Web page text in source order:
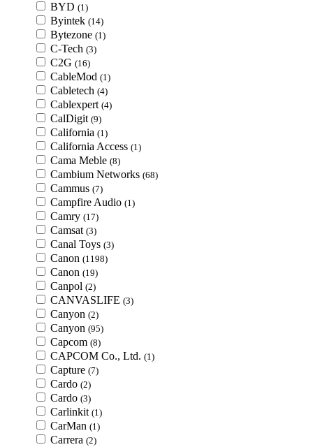
BYD (1)
Byintek (14)
Bytezone (1)
C-Tech (3)
C2G (16)
CableMod (1)
Cabletech (4)
Cablexpert (4)
CalDigit (9)
California (1)
California Access (1)
Cama Meble (8)
Cambium Networks (68)
Cammus (7)
Campfire Audio (1)
Camry (17)
Camsat (3)
Canal Toys (3)
Canon (1198)
Canon (19)
Canpol (2)
CANVASLIFE (3)
Canyon (2)
Canyon (95)
Capcom (8)
CAPCOM Co., Ltd. (1)
Capture (7)
Cardo (2)
Cardo (3)
Carlinkit (1)
CarMan (1)
Carrera (2)